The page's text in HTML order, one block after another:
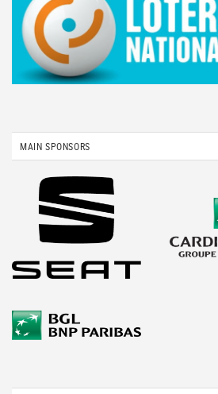
MAIN SPONSORS